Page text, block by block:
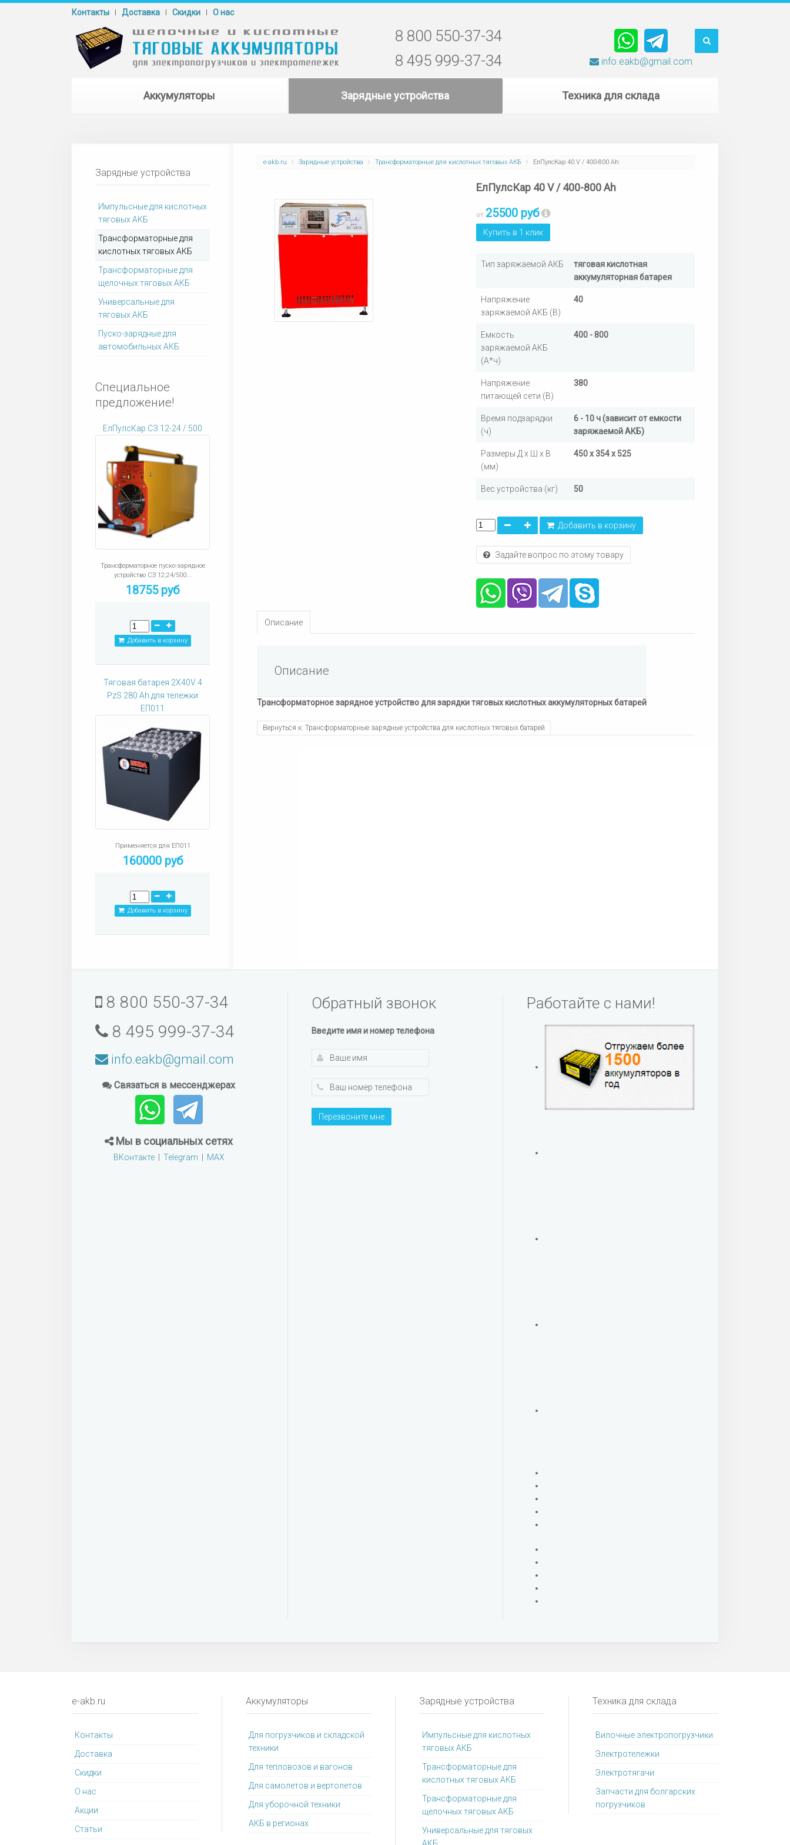
Контакты Доставка Cкидки О нас
8 800 550-37-34
8 495 999-37-34
info.eakb@gmail.com
Аккумуляторы Зарядные устройства Техника для склада
e-akb.ru Зарядные устройства Трансформаторные для кислотных тяговых АКБ ЕлПулсКар 40 V / 400-800 Ah
ЕлПулсКар 40 V / 400-800 Ah
от 25500 руб
Купить в 1 клик
Тип заряжаемой АКБ
тяговая кислотная
аккумуляторная батарея
Напряжение
заряжаемой АКБ (В)
40
Емкость
заряжаемой АКБ
(А*ч)
400 - 800
Напряжение
питающей сети (В)
380
Время подзарядки
(ч)
6 - 10 ч (зависит от емкости
заряжаемой АКБ)
Размеры Д х Ш х В
(мм)
450 х 354 х 525
Вес устройства (кг) 50
Добавить в корзину
Задайте вопрос по этому товару
Описание
Описание
Трансформаторное зарядное устройство для зарядки тяговых кислотных аккумуляторных батарей
Вернуться к: Трансформаторные зарядные устройства для кислотных тяговых батарей
Зарядные устройства
Импульсные для кислотных
тяговых АКБ
Трансформаторные для
кислотных тяговых АКБ
Трансформаторные для
щелочных тяговых АКБ
Универсальные для
тяговых АКБ
Пуско-зарядные для
автомобильных АКБ
Специальное
предложение!
ЕлПулсКар СЗ 12-24 / 500
Трансформаторное пуско-зарядное
устройство СЗ 12;24/500...
18755 руб
Добавить в корзину
Тяговая батарея 2X40V 4
PzS 280 Ah для тележки
ЕП011
Применяется для ЕП011
160000 руб
Добавить в корзину
8 800 550-37-34
8 495 999-37-34
info.eakb@gmail.com
Связаться в мессенджерах
Мы в социальных сетях
ВКонтакте| Telegram MAX
Обратный звонок
Введите имя и номер телефона
Перезвоните мне
Работайте с нами!
e-akb.ru
Контакты
Доставка
Cкидки
О нас
Акции
Статьи
Аккумуляторы
Для погрузчиков и складской
техники
Для тепловозов и вагонов
Для самолетов и вертолетов
Для уборочной техники
АКБ в регионах
Зарядные устройства
Импульсные для кислотных
тяговых АКБ
Трансформаторные для
кислотных тяговых АКБ
Трансформаторные для
щелочных тяговых АКБ
Универсальные для тяговых
АКБ
Техника для склада
Вилочные электропогрузчики
Электротележки
Электротягачи
Запчасти для болгарских
погрузчиков